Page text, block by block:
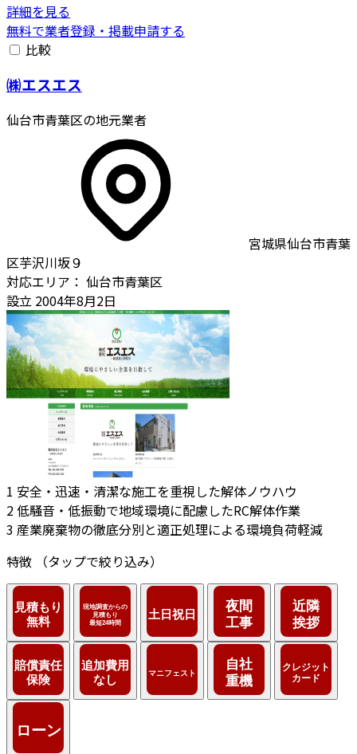
詳細を見る
無料で業者登録・掲載申請する
比較
㈱エスエス
仙台市青葉区の地元業者
宮城県仙台市青葉
区芋沢川坂９
対応エリア： 仙台市青葉区
設立 2004年8月2日
1 安全・迅速・清潔な施工を重視した解体ノウハウ
2低騒音・低振動で地域環境に配慮したRC解体作業
3 産業廃棄物の徹底分別と適正処理による環境負荷軽減
特徴
（タップで絞り込み）